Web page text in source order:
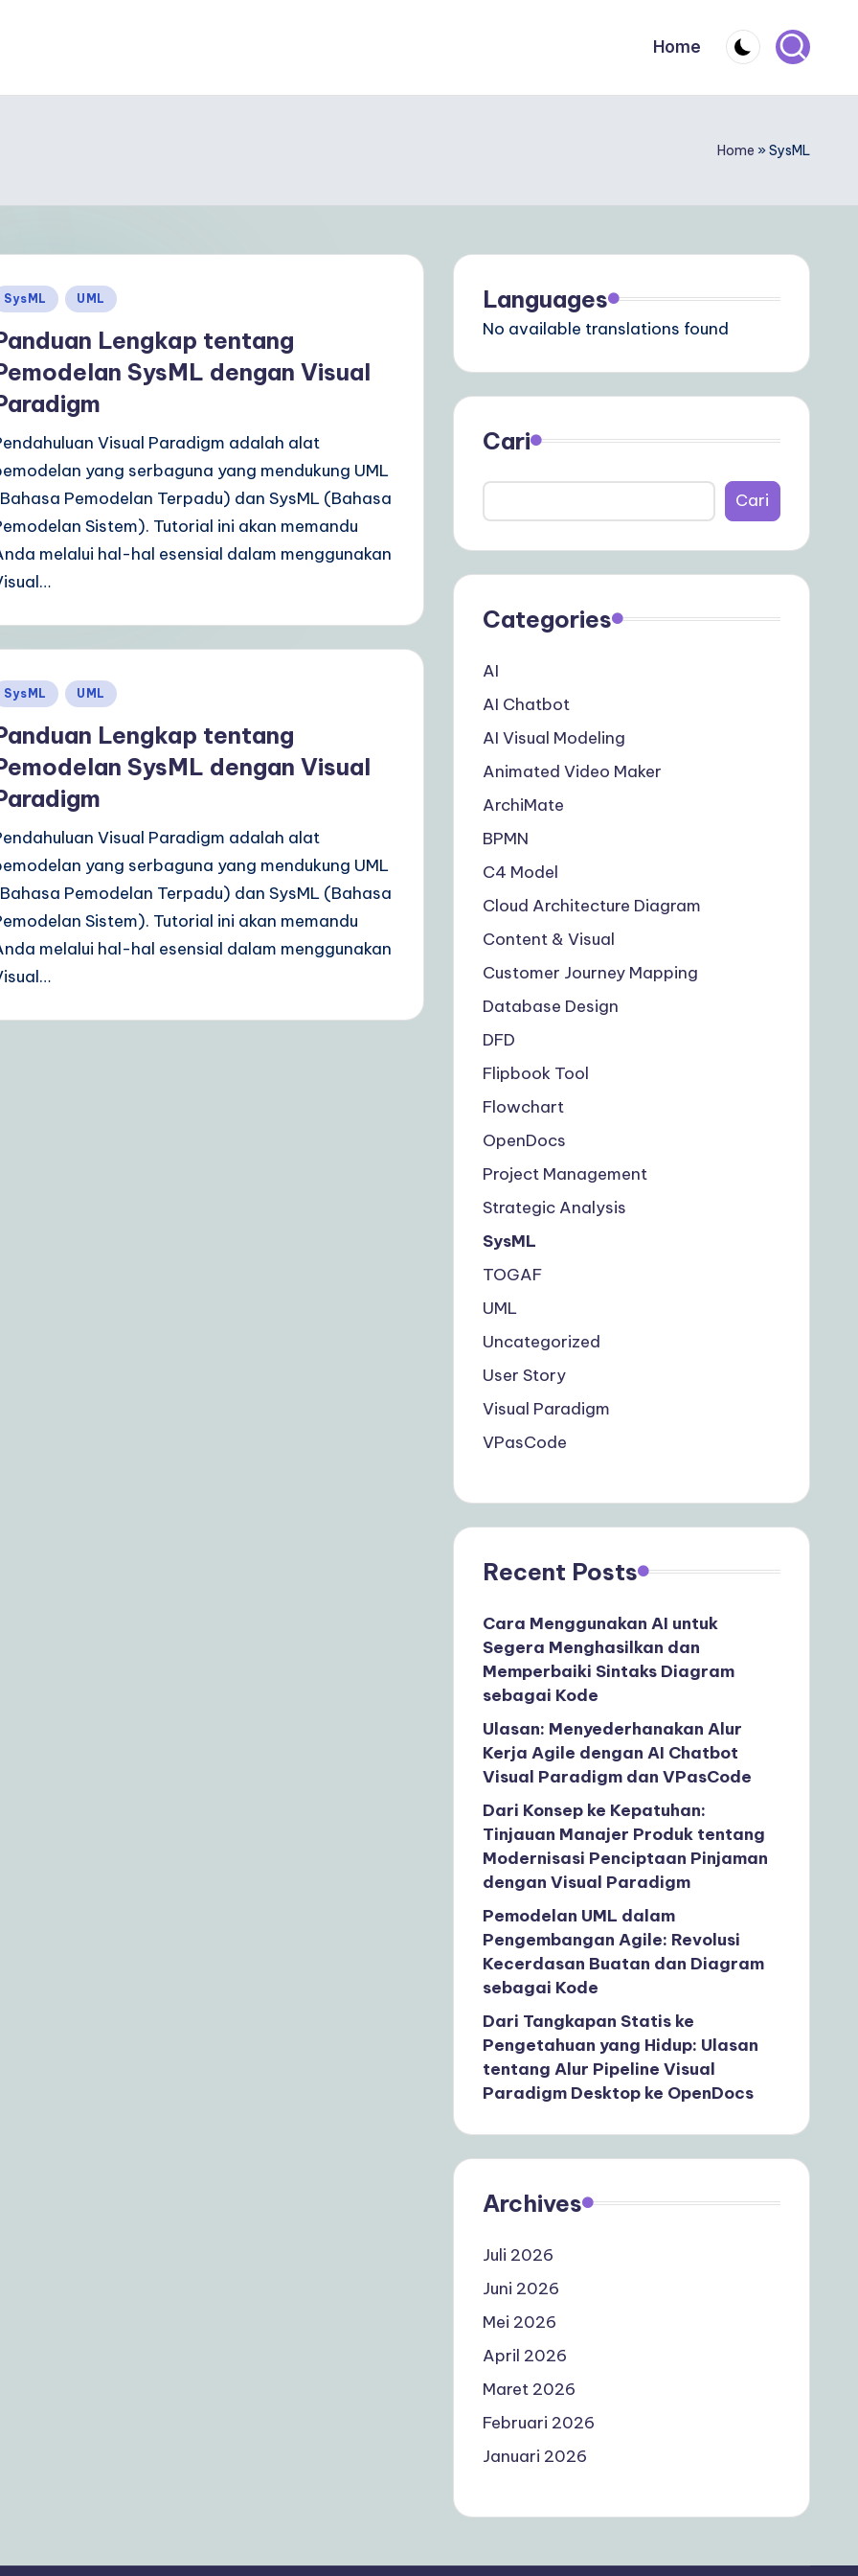
Home
Home » SysML
SysML UML
Lengkap tentang
SysML dengan Visual
Visual Paradigm adalah alat
yang serbaguna yang mendukung UML
Pemodelan Terpadu) dan SysML (Bahasa
Sistem). Tutorial ini akan memandu
melalui hal-hal esensial dalam menggunakan
SysML UML
Lengkap tentang
SysML dengan Visual
Visual Paradigm adalah alat
yang serbaguna yang mendukung UML
Pemodelan Terpadu) dan SysML (Bahasa
Sistem). Tutorial ini akan memandu
melalui hal-hal esensial dalam menggunakan
Languages
No available translations found
Cari
Cari
Categories
AI
AI Chatbot
AI Visual Modeling
Animated Video Maker
ArchiMate
BPMN
C4 Model
Cloud Architecture Diagram
Content & Visual
Customer Journey Mapping
Database Design
DFD
Flipbook Tool
Flowchart
OpenDocs
Project Management
Strategic Analysis
SysML
TOGAF
UML
Uncategorized
User Story
Visual Paradigm
VPasCode
Recent Posts
Cara Menggunakan AI untuk
Segera Menghasilkan dan
Memperbaiki Sintaks Diagram
sebagai Kode
Ulasan: Menyederhanakan Alur
Kerja Agile dengan AI Chatbot
Visual Paradigm dan VPasCode
Dari Konsep ke Kepatuhan:
Tinjauan Manajer Produk tentang
Modernisasi Penciptaan Pinjaman
dengan Visual Paradigm
Pemodelan UML dalam
Pengembangan Agile: Revolusi
Kecerdasan Buatan dan Diagram
sebagai Kode
Dari Tangkapan Statis ke
Pengetahuan yang Hidup: Ulasan
tentang Alur Pipeline Visual
Paradigm Desktop ke OpenDocs
Archives
Juli 2026
Juni 2026
Mei 2026
April 2026
Maret 2026
Februari 2026
Januari 2026